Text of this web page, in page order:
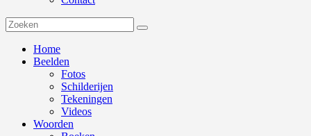
Home
Beelden
Fotos
Schilderijen
Tekeningen
Videos
Woorden